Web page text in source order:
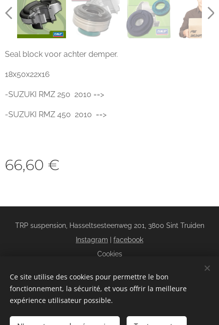
Seal block voor achter demper.
18x50x22x16
-SUZUKI RMZ 250 2010 ==>
-SUZUKI RMZ 450 2010 ==>
66,60 €
TRP suspension, Hasseltsesteenweg 201, 3800 Sint Truiden
Instagram
facebook
Cookies
Nederlands
Français
Ce site utilise des cookies pour permettre le bon
fonctionnement, la sécurité, et vous offrir la meilleure
expérience utilisateur possible.